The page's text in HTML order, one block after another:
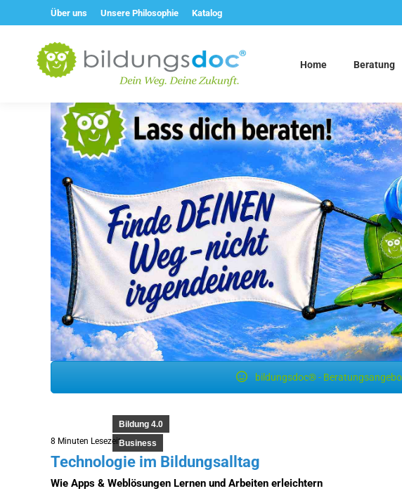
Über uns Unsere Philosophie Katalog
Home Beratung
bildungsdoc® -
Bildung 4.0
Business
8 Minuten Lesezeit
Technologie im Bildungsalltag
Wie Apps & Weblösungen Lernen und Arbeiten erleichtern